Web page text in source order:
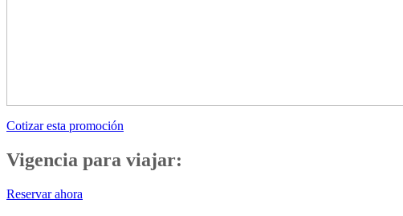
Cotizar esta promoción
Vigencia para viajar:
Reservar ahora